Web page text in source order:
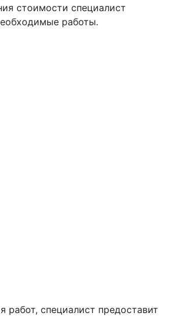
стоимости специалист
работы.
работ, специалист предоставит